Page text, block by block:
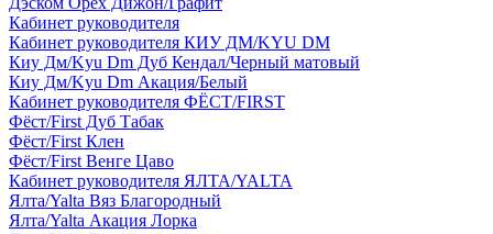
Кабинет руководителя
Кабинет руководителя КИУ ДМ/KYU DM
Киу Дм/Kyu Dm Дуб Кендал/Черный матовый
Киу Дм/Kyu Dm Акация/Белый
Кабинет руководителя ФЁСТ/FIRST
Фёст/First Дуб Табак
Фёст/First Клен
Фёст/First Венге Цаво
Кабинет руководителя ЯЛТА/YALTA
Ялта/Yalta Вяз Благородный
Ялта/Yalta Акация Лорка